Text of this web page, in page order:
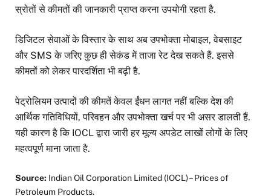
स्रोतों से कीमतों की जानकारी प्राप्त करना उपयोगी रहता है.
डिजिटल सेवाओं के विस्तार के साथ अब उपभोक्ता मोबाइल, वेबसाइट
और SMS के जरिए कुछ ही सेकंड में ताजा रेट देख सकते हैं. इससे
कीमतों को लेकर पारदर्शिता भी बढ़ी है.
पेट्रोलियम उत्पादों की कीमतें केवल ईंधन लागत नहीं बल्कि देश की
आर्थिक गतिविधियों, परिवहन और उपभोक्ता खर्च पर भी असर डालती हैं.
यही कारण है कि IOCL द्वारा जारी हर मूल्य अपडेट लाखों लोगों के लिए
महत्वपूर्ण माना जाता है.
Source: Indian Oil Corporation Limited (IOCL) – Prices of
Petroleum Products.